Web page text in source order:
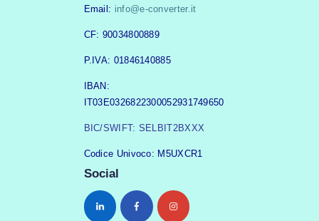
Email: info@e-converter.it
CF: 90034800889
P.IVA: 01846140885
IBAN:
IT03E0326822300052931749650
BIC/SWIFT: SELBIT2BXXX
Codice Univoco: M5UXCR1
Social